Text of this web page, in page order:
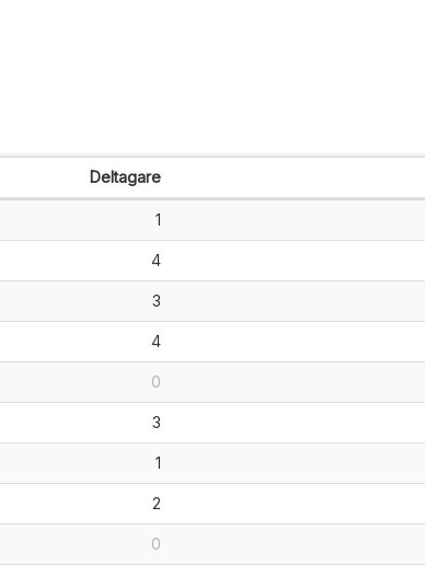
Deltagare
1
4
3
4
0
3
1
2
0